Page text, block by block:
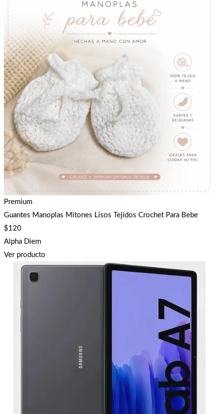
Premium
Guantes Manoplas Mitones Lisos Tejidos Crochet Para Bebe
$120
Alpha Diem
Ver producto